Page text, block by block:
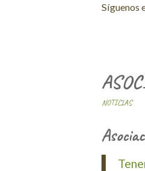
Síguenos
NOTICIAS